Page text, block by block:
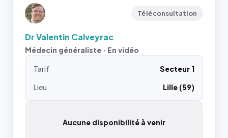
Téléconsultation
Dr Valentin Calveyrac
Médecin généraliste · En vidéo
Tarif
Secteur 1
Lieu
Lille (59)
Aucune disponibilité à venir